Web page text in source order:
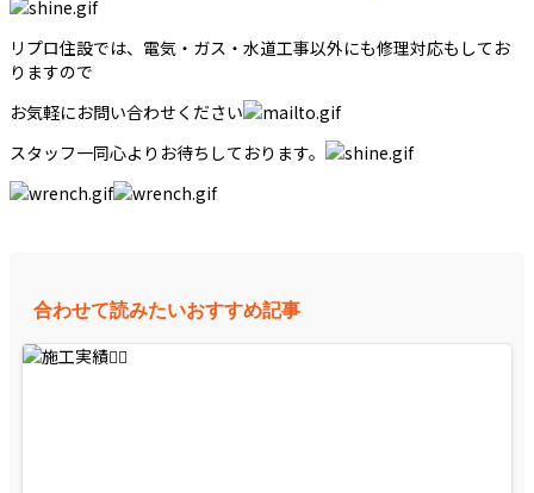
リプロ住設では、電気・ガス・水道工事以外にも修理対応もしてお
りますので
お気軽にお問い合わせください
スタッフ一同心よりお待ちしております。
合わせて読みたいおすすめ記事